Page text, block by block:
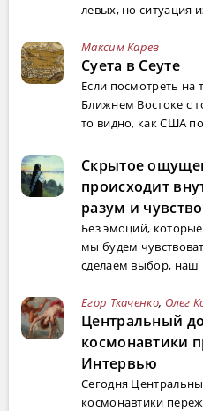
левых, но ситуация
Максим Карев
Суета в Сеуте
Если посмотреть на
Ближнем Востоке с
то видно, как США
Скрытое
происходит
разум и
Без эмоций,
мы будем
сделаем выбор, наш
Егор Ткаченко, Олег
Центральный
космонавтики
Интервью
Сегодня
космонавтики